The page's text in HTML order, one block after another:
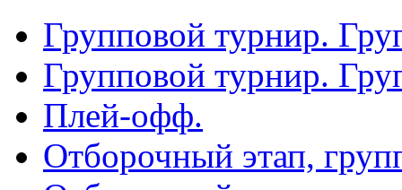
Групповой турнир.
Групповой турнир.
Плей-офф.
Отборочный этап,